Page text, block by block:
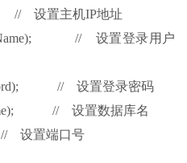
设置主机IP地址
// 设置登录用户
// 设置登录密码
// 设置数据库名
设置端口号